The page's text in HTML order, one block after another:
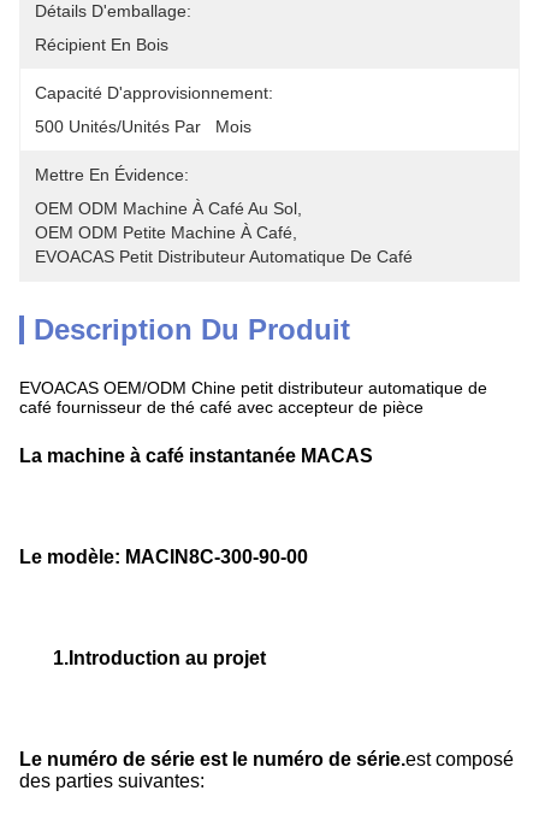
Détails D'emballage:
Récipient En Bois
Capacité D'approvisionnement:
500 Unités/unités Par   Mois
Mettre En Évidence:
OEM ODM Machine À Café Au Sol
OEM ODM Petite Machine À Café
EVOACAS Petit Distributeur Automatique De Café
Description Du Produit
EVOACAS OEM/ODM Chine petit distributeur automatique de
café fournisseur de thé café avec accepteur de pièce
La machine à café instantanée MACAS
Le modèle: MACIN8C-300-90-00
1. Introduction au projet
Le numéro de série est le numéro de série.est composé
des parties suivantes: